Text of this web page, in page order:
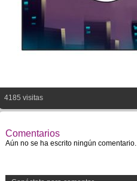
4185 visitas
Comentarios
Aún no se ha escrito ningún comentario.